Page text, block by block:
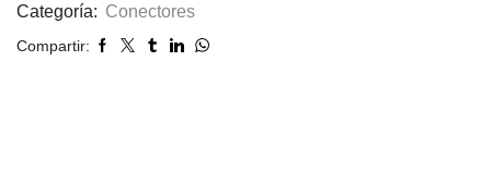
Categoría: Conectores
Compartir: